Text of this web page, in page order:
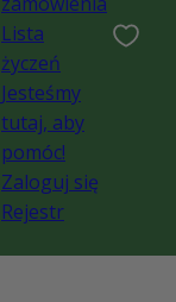
Lista
życzeń
Jesteśmy
tutaj, aby
pomóc!
Zaloguj się
Rejestr